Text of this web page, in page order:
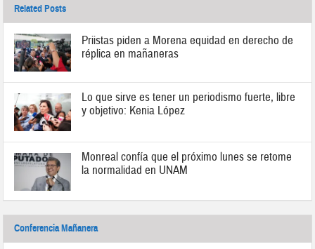
Related Posts
Priistas piden a Morena equidad en derecho de
réplica en mañaneras
Lo que sirve es tener un periodismo fuerte, libre
y objetivo: Kenia López
Monreal confía que el próximo lunes se retome
la normalidad en UNAM
Conferencia Mañanera